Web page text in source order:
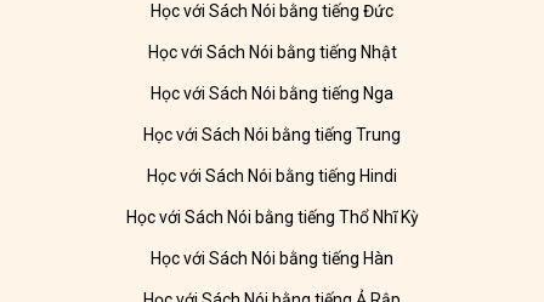
Học với Sách Nói bằng tiếng Đức
Học với Sách Nói bằng tiếng Nhật
Học với Sách Nói bằng tiếng Nga
Học với Sách Nói bằng tiếng Trung
Học với Sách Nói bằng tiếng Hindi
Học với Sách Nói bằng tiếng Thổ Nhĩ Kỳ
Học với Sách Nói bằng tiếng Hàn